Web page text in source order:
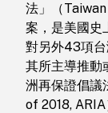
法」（
案，是美國史
對另外43項台
其所主導推動
洲再保證倡
of 2018,